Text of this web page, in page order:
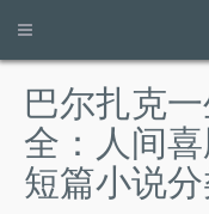
请输入关键字进
巴尔扎克
全：人间
短篇小说